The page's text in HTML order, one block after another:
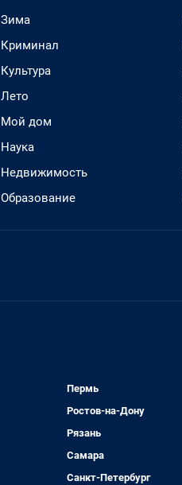
Зима
Криминал
Культура
Лето
Мой дом
Наука
Недвижимость
Образование
Пермь
Ростов-на-Дону
Рязань
Самара
Санкт-Петербург